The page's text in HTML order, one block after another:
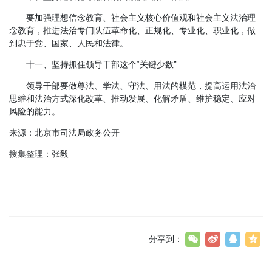
要加强理想信念教育、社会主义核心价值观和社会主义法治理
念教育，推进法治专门队伍革命化、正规化、专业化、职业化，做
到忠于党、国家、人民和法律。
十一、坚持抓住领导干部这个“关键少数”
领导干部要做尊法、学法、守法、用法的模范，提高运用法治
思维和法治方式深化改革、推动发展、化解矛盾、维护稳定、应对
风险的能力。
来源：北京市司法局政务公开
搜集整理：张毅
分享到：